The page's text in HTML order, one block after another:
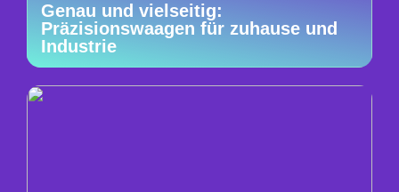
Genau und vielseitig:
Präzisionswaagen für zuhause und
Industrie